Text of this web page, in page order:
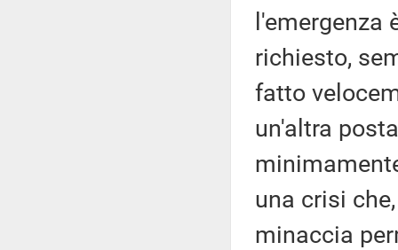
l'emergenza
richiesto,
fatto
un'altra
una crisi
minaccia